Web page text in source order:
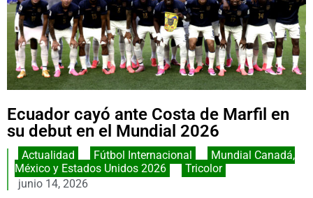
Ecuador cayó ante Costa de Marfil en
su debut en el Mundial 2026
Actualidad Fútbol Internacional
Mundial Canadá,
México y Estados Unidos 2026 , Tricolor
junio 14, 2026